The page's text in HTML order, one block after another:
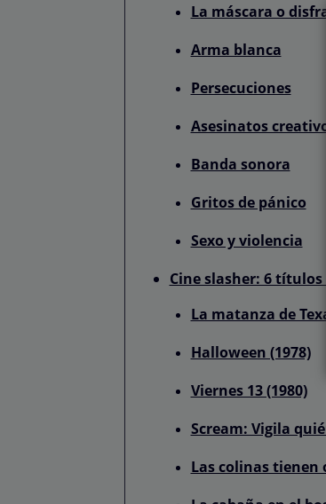
La máscara o
Arma blanca
Persecuciones
Asesinatos
Banda sonora
Gritos de pánico
Sexo y violencia
Cine slasher: 6 títulos
La matanza de
Halloween (1978)
Viernes 13 (1980)
Scream: Vigila
Las colinas tienen